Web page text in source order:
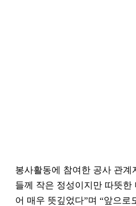
봉사활동에 참여한 공사 관계
들께 작은 정성이지만 따뜻한
어 매우 뜻깊었다”며 “앞으로